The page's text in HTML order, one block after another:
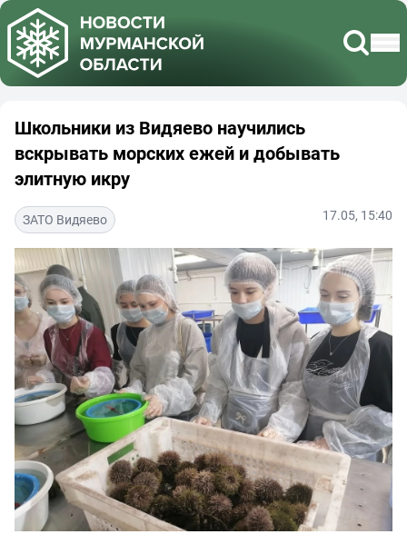
Школьники из Видяево научились
вскрывать морских ежей и добывать
элитную икру
ЗАТО Видяево 17.05, 15:40